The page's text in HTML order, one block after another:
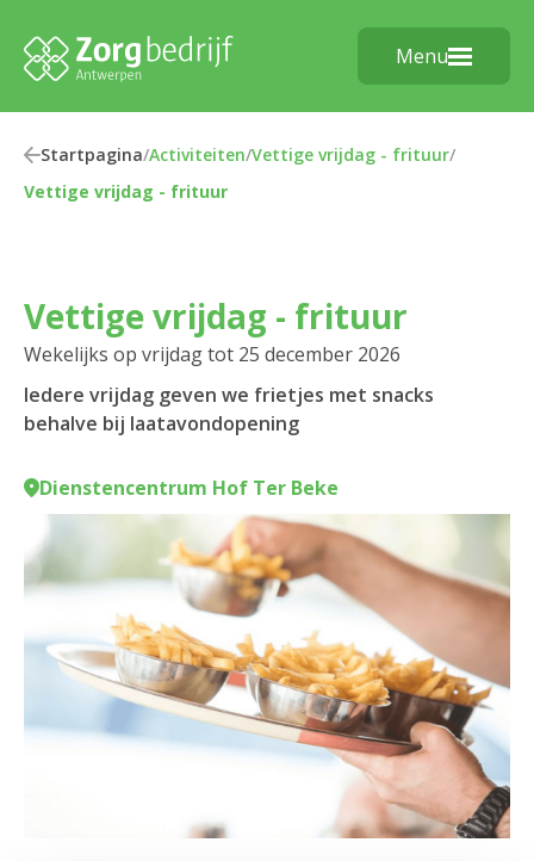
Menu
Startpagina/Activiteiten/Vettige vrijdag - frituur/
Vettige vrijdag - frituur
Vettige vrijdag - frituur
Wekelijks op vrijdag tot 25 december 2026
Iedere vrijdag geven we frietjes met snacks
behalve bij laatavondopening
Dienstencentrum Hof Ter Beke